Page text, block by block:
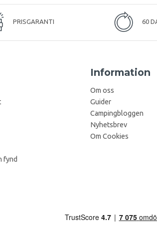
PRISGARANTI 60
fynd
Information
Om oss
Guider
Campingbloggen
Nyhetsbrev
Om Cookies